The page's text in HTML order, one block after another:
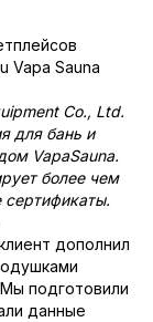
Vapa Sauna
Co., Ltd.
для бань и
VapaSauna.
более чем
дополнил
подготовили
данные